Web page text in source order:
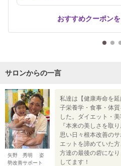
おすすめクーポン
サロンからの一言
矢野 秀明 姿
勢改善サポート
私達は【健康寿命を
子栄養学・食事・体
した。ダイエット・
『本来の美しさを取
思い日々根本改善の
エットを諦めていた
方達の最後の砦にな
してます！